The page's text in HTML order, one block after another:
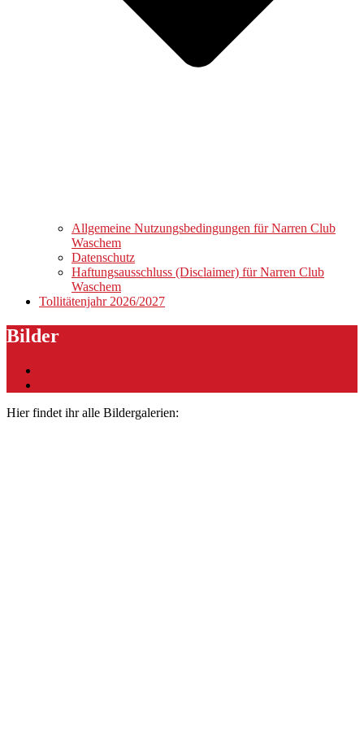
Allgemeine Nutzungsbedingungen für Narren Club
Waschem
Datenschutz
Haftungsausschluss (Disclaimer) für Narren Club
Waschem
Tollitätenjahr 2026/2027
Bilder
Hier findet ihr alle Bildergalerien: